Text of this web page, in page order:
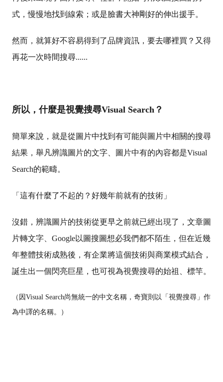
式，慢慢地找到線索；或是臉書大神剛好的伸出援手。
然而，就算好不容易得到了品牌資訊，要去哪裡買？又得
再花一次時間搜尋......
所以，什麼是視覺搜尋Visual Search？
簡單來說，就是從圖片中找到有可能與圖片中相關的搜尋
結果，舉凡辨識圖片的文字、圖片中有的內容都是Visual
Search的範疇。
「這有什麼了不起的？好幾年前就有的技術」
沒錯，辨識圖片的技術從更早之前就已經出現了，文章圖
片轉文字、Google以圖搜圖想必我們都不陌生，但在近幾
年整體技術成熟後，有企業將這個技術與商業模式結合，
誕生出一個閃亮巨星，也可視為視覺搜尋的始祖、標竿。
（因Visual Search尚無統一的中文名稱，奇寶則以「視覺搜尋」作
為中譯的名稱。）